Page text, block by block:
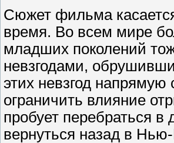
Сюжет фильма
время. Во всем мире
младших поколений
невзгодами,
этих невзгод
ограничить влияние
пробует перебраться в
вернуться назад в